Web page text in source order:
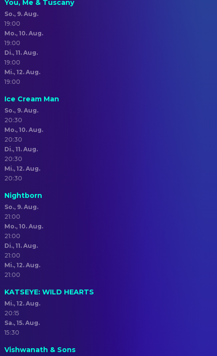
You, Me & Tuscany
So., 9. Aug.
19:00
Mo., 10. Aug.
19:00
Di., 11. Aug.
19:00
Mi., 12. Aug.
19:00
Ice Cream Man
So., 9. Aug.
20:30
Mo., 10. Aug.
20:30
Di., 11. Aug.
20:30
Mi., 12. Aug.
20:30
Nightborn
So., 9. Aug.
21:00
Mo., 10. Aug.
21:00
Di., 11. Aug.
21:00
Mi., 12. Aug.
21:00
KATSEYE: WILD HEARTS
Mi., 12. Aug.
20:15
Sa., 15. Aug.
15:30
Vishwanath & Sons